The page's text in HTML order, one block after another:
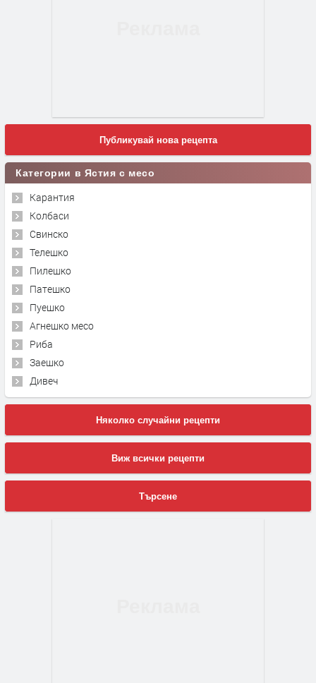
Публикувай нова рецепта
Категории в Ястия с месо
Карантия
Колбаси
Свинско
Телешко
Пилешко
Патешко
Пуешко
Агнешко месо
Риба
Заешко
Дивеч
Няколко случайни рецепти
Виж всички рецепти
Търсене